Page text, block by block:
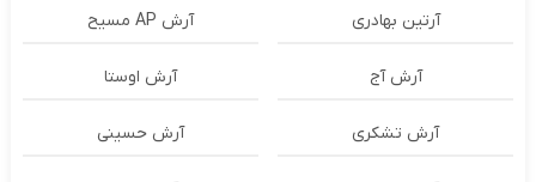
آرتین بهادری آرش AP مسیح
آرش آج آرش اوستا
آرش تشکری آرش حسینی